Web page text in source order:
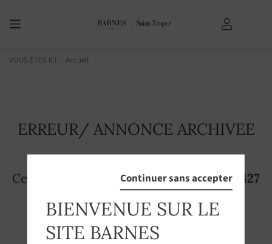
VOUS ÊTES ICI : Accueil
ERREUR/ ANNONCE ARCHIVEE
Cette page n'existe plus! L'annonce2918427
Continuer sans accepter
BIENVENUE SUR LE
SITE BARNES